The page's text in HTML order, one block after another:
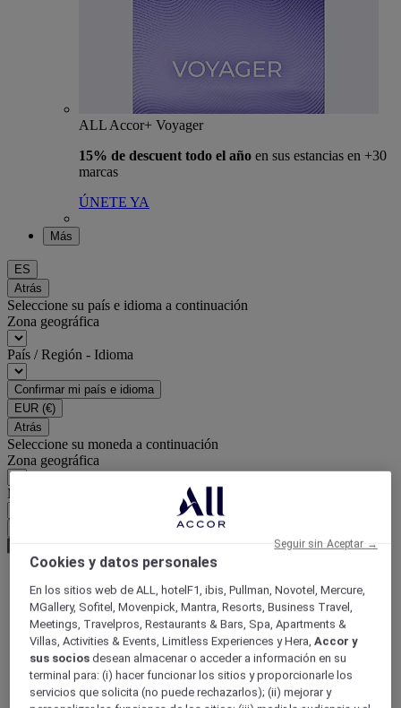
ALL Accor+ Voyager
15% de descuent todo el año en sus estancias en +30
marcas
ÚNETE YA
Más
ES
Atrás
Seleccione su país e idioma a continuación
Zona geográfica
País / Región - Idioma
Confirmar mi país e idioma
EUR (€)
Atrás
Seleccione su moneda a continuación
Zona geográfica
Moneda
World
Europe
France
Lower-Normandy
Cookies y datos personales
En los sitios web de ALL, hotelF1, ibis, Pullman, Novotel, Mercure,
MGallery, Sofitel, Movenpick, Mantra, Resorts, Business Travel,
Meetings, Travelpros, Restaurants & Bars, Spa, Apartments &
Villas, Activities & Events, Limitless Experiences y Hera,Accor y
sus socios desean almacenar o acceder a información en su
terminal para: (i) hacer funcionar los sitios y proporcionarle los
servicios que solicita (no puede rechazarlos); (ii) mejorar y
Seguir sin Aceptar →